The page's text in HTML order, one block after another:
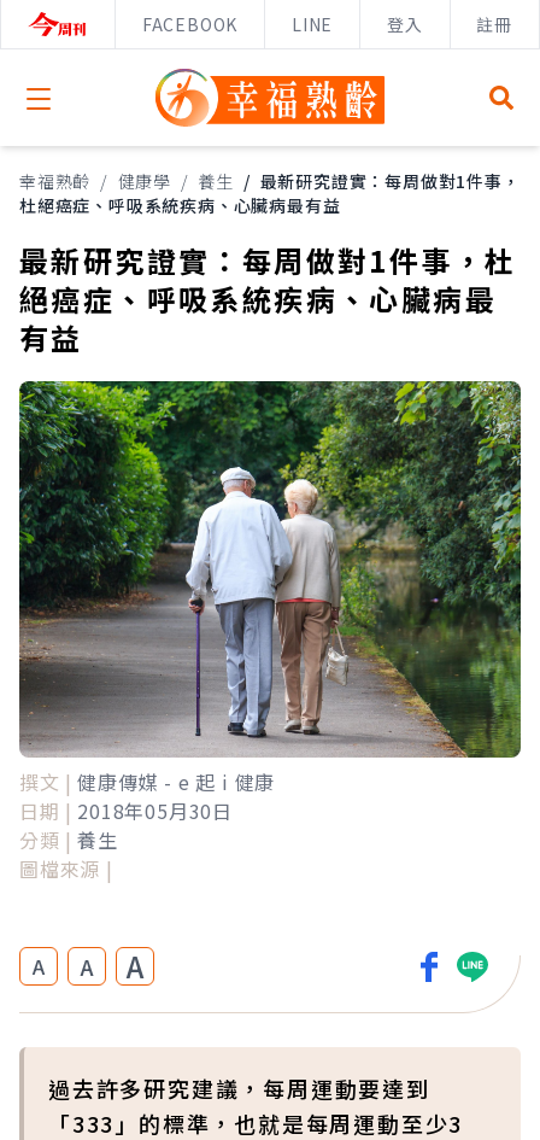
FACEBOOK LINE 登入 註冊
Open menu
幸福熟齡 / 健康學 / 養生 / 最新研究證實：每周做對1件事，
杜絕癌症、呼吸系統疾病、心臟病最有益
最新研究證實：每周做對1件事，杜
絕癌症、呼吸系統疾病、心臟病最
有益
撰文 | 健康傳媒 - e 起 i 健康
日期 | 2018年05月30日
分類 | 養生
圖檔來源 |
A A A
過去許多研究建議，每周運動要達到
「333」的標準，也就是每周運動至少3